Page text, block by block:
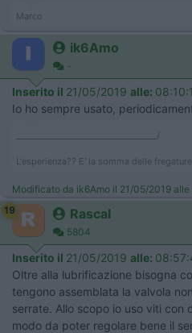
Marco
ik6Amo
-
Inserito il 21/05/2019 alle:
Io ho sempre usato,
___________________________________/
L'esperienza?? E' la somma delle
Modificato da ik6Amo il 21/05/2019 alle
19
Rascal
5804
Inserito il 21/05/2019 alle:
Oltre alla lubrificazione bisogna
tengono assemblata la valvola
serrate. Allo scopo io uso viti con
modo da poter regolare bene il